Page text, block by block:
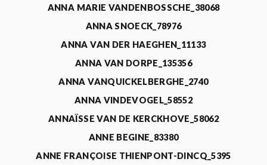
ANNA MARIE VANDENBOSSCHE_38068
ANNA SNOECK_78976
ANNA VAN DER HAEGHEN_11133
ANNA VAN DORPE_135356
ANNA VANQUICKELBERGHE_2740
ANNA VINDEVOGEL_58552
ANNAÏSSE VAN DE KERCKHOVE_58062
ANNE BEGINE_83380
ANNE FRANÇOISE THIENPONT-DINCQ_5395